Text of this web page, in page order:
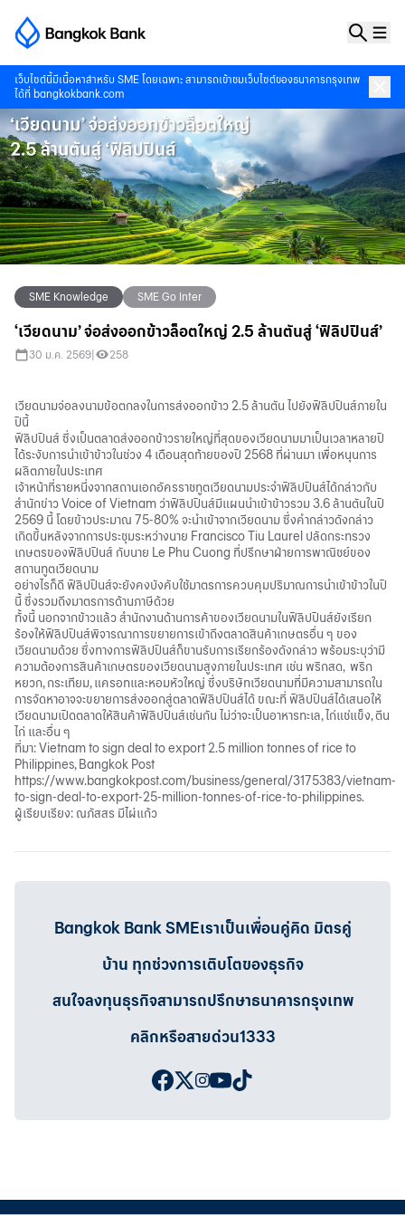
เว็บไซต์นี้มีเนื้อหาสำหรับ SME โดยเฉพาะ สามารถเข้าชมเว็บไซต์ของธนาคารกรุงเทพ
ได้ที่ bangkokbank.com
SME Knowledge SME Go Inter
‘เวียดนาม’ จ่อส่งออกข้าวล็อตใหญ่ 2.5 ล้านตันสู่ ‘ฟิลิปปินส์’
30 ม.ค. 2569 258
เวียดนามจ่อลงนามข้อตกลงในการส่งออกข้าว 2.5 ล้านตัน ไปยังฟิลิปปินส์ภายใน
ปีนี้
ฟิลิปปินส์ ซึ่งเป็นตลาดส่งออกข้าวรายใหญ่ที่สุดของเวียดนามมาเป็นเวลาหลายปี
ได้ระงับการนำเข้าข้าวในช่วง 4 เดือนสุดท้ายของปี 2568 ที่ผ่านมา เพื่อหนุนการ
ผลิตภายในประเทศ
เจ้าหน้าที่รายหนึ่งจากสถานเอกอัครราชทูตเวียดนามประจำฟิลิปปินส์ได้กล่าวกับ
สำนักข่าว Voice of Vietnam ว่าฟิลิปปินส์มีแผนนำเข้าข้าวรวม 3.6 ล้านตันในปี
2569 นี้ โดยข้าวประมาณ 75-80% จะนำเข้าจากเวียดนาม ซึ่งคำกล่าวดังกล่าว
เกิดขึ้นหลังจากการประชุมระหว่างนาย Francisco Tiu Laurel ปลัดกระทรวง
เกษตรของฟิลิปปินส์ กับนาย Le Phu Cuong ที่ปรึกษาฝ่ายการพาณิชย์ของ
สถานทูตเวียดนาม
อย่างไรก็ดี ฟิลิปปินส์จะยังคงบังคับใช้มาตรการควบคุมปริมาณการนำเข้าข้าวในปี
นี้ ซึ่งรวมถึงมาตรการด้านภาษีด้วย
ทั้งนี้ นอกจากข้าวแล้ว สำนักงานด้านการค้าของเวียดนามในฟิลิปปินส์ยังเรียก
ร้องให้ฟิลิปปินส์พิจารณาการขยายการเข้าถึงตลาดสินค้าเกษตรอื่น ๆ ของ
เวียดนามด้วย ซึ่งทางการฟิลิปปินส์ก็ขานรับการเรียกร้องดังกล่าว พร้อมระบุว่ามี
ความต้องการสินค้าเกษตรของเวียดนามสูงภายในประเทศ เช่น พริกสด, พริก
หยวก, กระเทียม, แครอทและหอมหัวใหญ่ ซึ่งบริษัทเวียดนามที่มีความสามารถใน
การจัดหาอาจจะขยายการส่งออกสู่ตลาดฟิลิปปินส์ได้ ขณะที่ ฟิลิปปินส์ได้เสนอให้
เวียดนามเปิดตลาดให้สินค้าฟิลิปปินส์เช่นกัน ไม่ว่าจะเป็นอาหารทะเล, ไก่แช่แข็ง, ตีน
ไก่ และอื่น ๆ
ที่มา: Vietnam to sign deal to export 2.5 million tonnes of rice to
Philippines, Bangkok Post
https://www.bangkokpost.com/business/general/3175383/vietnam-
to-sign-deal-to-export-25-million-tonnes-of-rice-to-philippines.
ผู้เรียบเรียง: ณภัสสร มีไผ่แก้ว
Bangkok Bank SMEเราเป็นเพื่อนคู่คิด มิตรคู่
บ้าน ทุกช่วงการเติบโตของธุรกิจ
สนใจลงทุนธุรกิจสามารถปรึกษาธนาคารกรุงเทพ
คลิกหรือสายด่วน1333